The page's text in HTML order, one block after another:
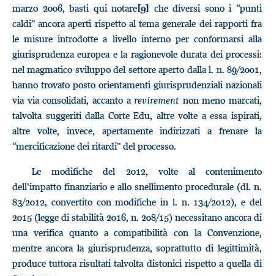
marzo 2006, basti qui notare[9] che diversi sono i “punti
caldi” ancora aperti rispetto al tema generale dei rapporti fra
le misure introdotte a livello interno per conformarsi alla
giurisprudenza europea e la ragionevole durata dei processi:
nel magmatico sviluppo del settore aperto dalla l. n. 89/2001,
hanno trovato posto orientamenti giurisprudenziali nazionali
via via consolidati, accanto arevirement non meno marcati,
talvolta suggeriti dalla Corte Edu, altre volte a essa ispirati,
altre volte, invece, apertamente indirizzati a frenare la
“mercificazione dei ritardi” del processo.
Le modifiche del 2012, volte al contenimento
dell’impatto finanziario e allo snellimento procedurale (dl. n.
83/2012, convertito con modifiche in l. n. 134/2012), e del
2015 (legge di stabilità 2016, n. 208/15) necessitano ancora di
una verifica quanto a compatibilità con la Convenzione,
mentre ancora la giurisprudenza, soprattutto di legittimità,
produce tuttora risultati talvolta distonici rispetto a quella di